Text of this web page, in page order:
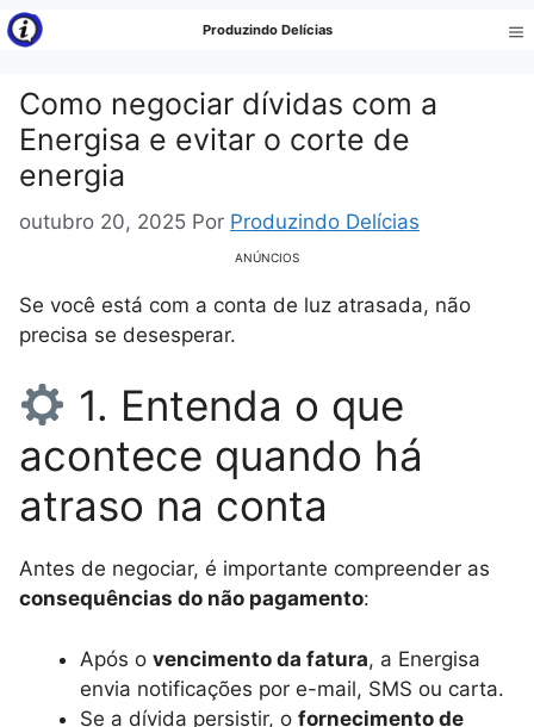
Pular
para
conteúdo
Produzindo Delícias
Como negociar dívidas com a
Energisa e evitar o corte de
energia
outubro 20, 2025 Por Produzindo Delícias
ANÚNCIOS
Se você está com a conta de luz atrasada, não
precisa se desesperar.
1. Entenda o que
acontece quando há
atraso na conta
Antes de negociar, é importante compreender as
consequências do não pagamento:
Após o vencimento da fatura, a Energisa
envia notificações por e-mail, SMS ou carta.
Se a dívida persistir, o fornecimento de